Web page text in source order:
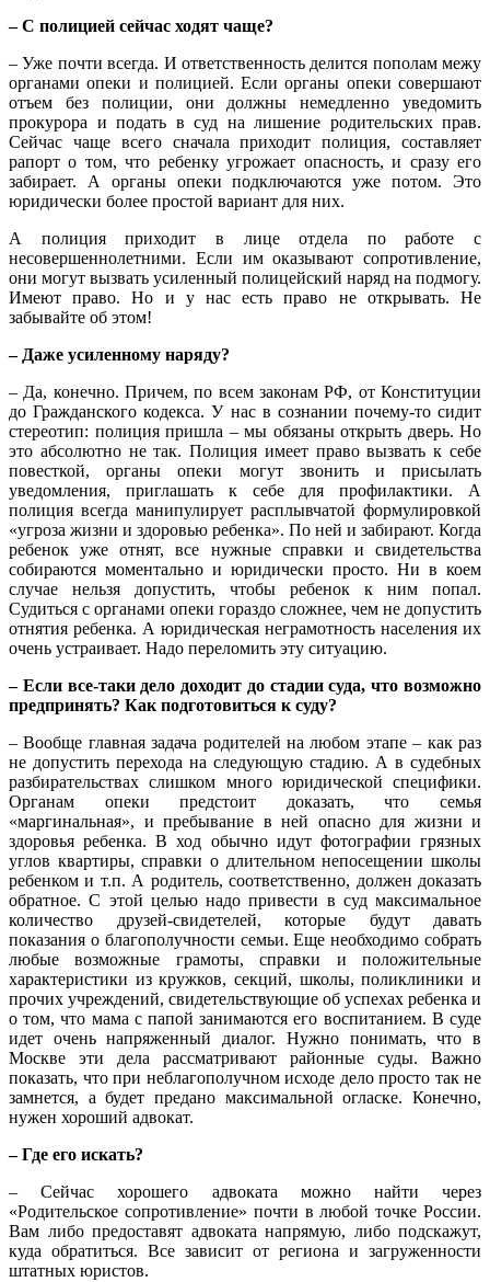
– С полицией сейчас ходят чаще?
– Уже почти всегда. И ответственность делится пополам межу
органами опеки и полицией. Если органы опеки совершают
отъем без полиции, они должны немедленно уведомить
прокурора и подать в суд на лишение родительских прав.
Сейчас чаще всего сначала приходит полиция, составляет
рапорт о том, что ребенку угрожает опасность, и сразу его
забирает. А органы опеки подключаются уже потом. Это
юридически более простой вариант для них.
А полиция приходит в лице
отдела по работе с
несовершеннолетними. Если им оказывают сопротивление,
они могут вызвать усиленный полицейский наряд на подмогу.
Имеют право. Но и у нас есть право не открывать. Не
забывайте об этом!
– Даже усиленному наряду?
– Да, конечно. Причем, по всем законам РФ, от Конституции
до Гражданского кодекса. У нас в сознании почему-то сидит
стереотип: полиция пришла – мы обязаны открыть дверь. Но
это абсолютно не так. Полиция имеет право вызвать к себе
повесткой, органы опеки могут звонить и присылать
уведомления, приглашать к себе для профилактики. А
полиция всегда манипулирует расплывчатой формулировкой
«угроза жизни и здоровью ребенка». По ней и забирают. Когда
ребенок уже отнят, все нужные справки и свидетельства
собираются моментально и юридически просто. Ни в коем
случае нельзя допустить, чтобы ребенок к ним попал.
Судиться с органами опеки гораздо сложнее, чем не допустить
отнятия ребенка. А юридическая неграмотность населения их
очень устраивает. Надо переломить эту ситуацию.
– Если все-таки дело доходит до стадии суда, что возможно
предпринять? Как подготовиться к суду?
– Вообще главная задача родителей на любом этапе – как раз
не допустить перехода на следующую стадию. А в судебных
разбирательствах слишком много юридической специфики.
Органам опеки предстоит доказать, что семья
«маргинальная», и пребывание в ней опасно для жизни и
здоровья ребенка. В ход обычно идут фотографии грязных
углов квартиры, справки о длительном непосещении школы
ребенком и т.п. А родитель, соответственно, должен доказать
обратное. С этой целью надо привести в суд максимальное
количество друзей-свидетелей, которые будут давать
показания о благополучности семьи. Еще необходимо собрать
любые возможные грамоты, справки и положительные
характеристики из кружков, секций, школы, поликлиники и
прочих учреждений, свидетельствующие об успехах ребенка и
о том, что мама с папой занимаются его воспитанием. В суде
идет очень напряженный диалог. Нужно понимать, что в
Москве эти дела рассматривают районные суды. Важно
показать, что при неблагополучном исходе дело просто так не
замнется, а будет предано максимальной огласке. Конечно,
нужен хороший адвокат.
– Где его искать?
– Сейчас хорошего адвоката можно найти через
«Родительское сопротивление» почти в любой точке России.
Вам либо предоставят адвоката напрямую, либо подскажут,
куда обратиться. Все зависит от региона и загруженности
штатных юристов.